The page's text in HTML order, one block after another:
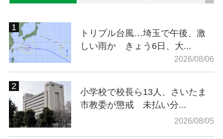
トリプル台風…埼玉で午後、激
しい雨か きょう6日、大...
2026/08/06
小学校で校長ら13人、さいたま
市教委が懲戒 未払い分...
2026/08/05